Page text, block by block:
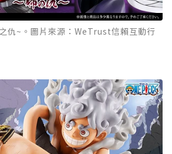
仇~。圖片來源：WeTrust信賴互動行